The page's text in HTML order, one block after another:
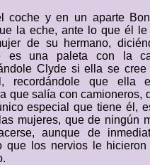
coche y en un aparte
la eche, ante lo que él le
de su hermano,
es una paleta con la
Clyde si ella se
recordándole que ella
que salía con camioneros,
especial que tiene él,
mujeres, que de ningún
aunque de
que los nervios le